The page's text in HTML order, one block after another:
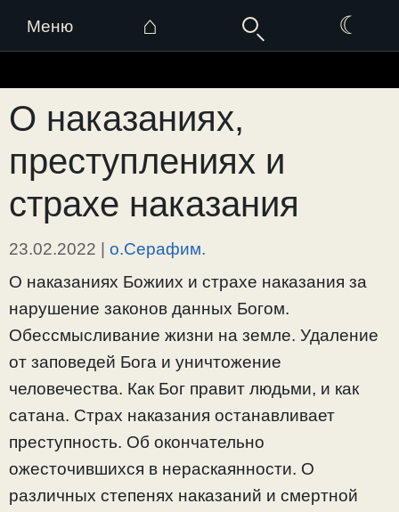
Меню ⌂ ☾
к
содержимому
О наказаниях,
преступлениях и
страхе наказания
23.02.2022 | о.Серафим.
О наказаниях Божиих и страхе наказания за
нарушение законов данных Богом.
Обессмысливание жизни на земле. Удаление
от заповедей Бога и уничтожение
человечества. Как Бог правит людьми, и как
сатана. Страх наказания останавливает
преступность. Об окончательно
ожесточившихся в нераскаянности. О
различных степенях наказаний и смертной